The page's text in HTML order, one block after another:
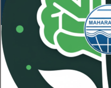
संकेतस्थळावरील माहितीचा
कॉपीराइट ©
शेवटची अद्यतनित